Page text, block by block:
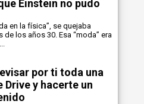
Einstein no pudo
en la física”, se quejaba
los años 30. Esa “moda” era
por ti toda una
Drive y hacerte un